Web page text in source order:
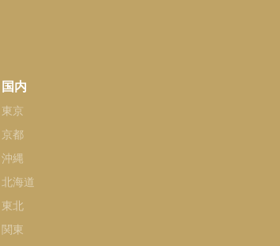
国内
東京
京都
沖縄
北海道
東北
関東